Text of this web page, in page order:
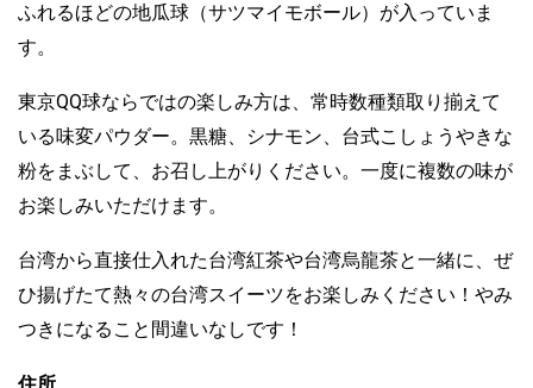
ふれるほどの地瓜球（サツマイモボール）が入っていま
す。
東京QQ球ならではの楽しみ方は、常時数種類取り揃えて
いる味変パウダー。黒糖、シナモン、台式こしょうやきな
粉をまぶして、お召し上がりください。一度に複数の味が
お楽しみいただけます。
台湾から直接仕入れた台湾紅茶や台湾烏龍茶と一緒に、ぜ
ひ揚げたて熱々の台湾スイーツをお楽しみください！やみ
つきになること間違いなしです！